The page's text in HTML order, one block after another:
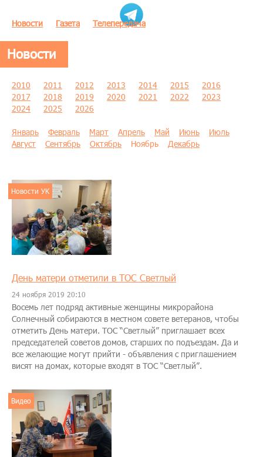
Новости Газета Телепередача
Новости
2010 2011 2012 2013 2014 2015
2016
2017
2018 2019 2020 2021 2022
2023
2024
2025 2026
Январь Февраль Март Апрель Май Июнь
Июль
Август
Сентябрь Октябрь Ноябрь Декабрь
Новости УК
День матери отметили в ТОС Светлый
24 ноября 2019 20:10
​Восемь лет подряд активные женщины микрорайона
Солнечный собираются в местном совете ветеранов, чтобы
отметить День матери. ТОС “Светлый” приглашает всех
председателей советов домов, старших по подъездам. Да и
все желающие могут прийти - объявления с приглашением
висят на домах, которые входят в ТОС “Светлый”.
Видео